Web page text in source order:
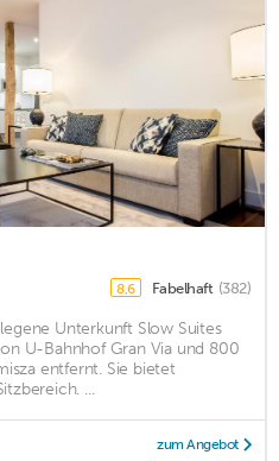
8,6 Fabelhaft (382)
Unterkunft Slow Suites
U-Bahnhof Gran Via und 800
entfernt. Sie bietet
...
zum Angebot